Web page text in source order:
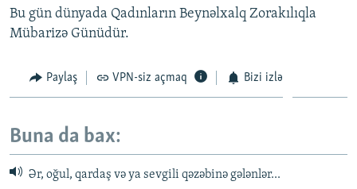
Bu gün dünyada Qadınların Beynəlxalq Zorakılıqla
Mübarizə Günüdür.
Paylaş VPN-siz açmaq Bizi izlə
Buna da bax:
Ər, oğul, qardaş və ya sevgili qəzəbinə gələnlər...